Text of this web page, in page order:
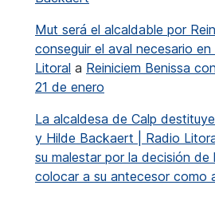
Mut será el alcaldable por
conseguir el aval necesario
Litoral a Reiniciem Benissa
21 de enero
La alcaldesa de Calp
y Hilde Backaert | Radio
su malestar por la decisión
colocar a su antecesor como